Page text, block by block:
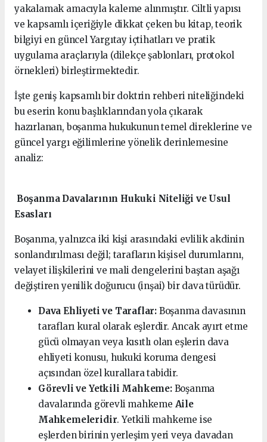
yakalamak amacıyla kaleme alınmıştır. Ciltli yapısı
ve kapsamlı içeriğiyle dikkat çeken bu kitap, teorik
bilgiyi en güncel Yargıtay içtihatları ve pratik
uygulama araçlarıyla (dilekçe şablonları, protokol
örnekleri) birleştirmektedir.
İşte geniş kapsamlı bir doktrin rehberi niteliğindeki
bu eserin konu başlıklarından yola çıkarak
hazırlanan, boşanma hukukunun temel direklerine ve
güncel yargı eğilimlerine yönelik derinlemesine
analiz:
Boşanma Davalarının Hukuki Niteliği ve Usul
Esasları
Boşanma, yalnızca iki kişi arasındaki evlilik akdinin
sonlandırılması değil; tarafların kişisel durumlarını,
velayet ilişkilerini ve mali dengelerini baştan aşağı
değiştiren yenilik doğurucu (inşai) bir dava türüdür.
Dava Ehliyeti ve Taraflar: Boşanma davasının
tarafları kural olarak eşlerdir. Ancak ayırt etme
gücü olmayan veya kısıtlı olan eşlerin dava
ehliyeti konusu, hukuki koruma dengesi
açısından özel kurallara tabidir.
Görevli ve Yetkili Mahkeme:Boşanma
davalarında görevli mahkeme Aile
Mahkemeleridir. Yetkili mahkeme ise
eşlerden birinin yerleşim yeri veya davadan